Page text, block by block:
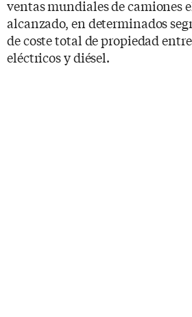
ventas mundiales de camiones
alcanzado, en determinados
de coste total de propiedad
eléctricos y diésel.